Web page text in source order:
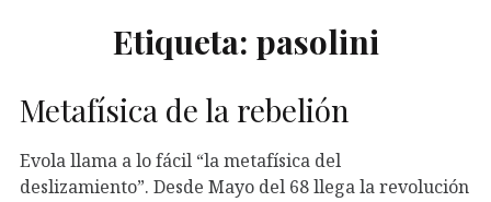
Etiqueta: pasolini
Metafísica de la rebelión
Evola llama a lo fácil “la metafísica del
deslizamiento”. Desde Mayo del 68 llega la revolución